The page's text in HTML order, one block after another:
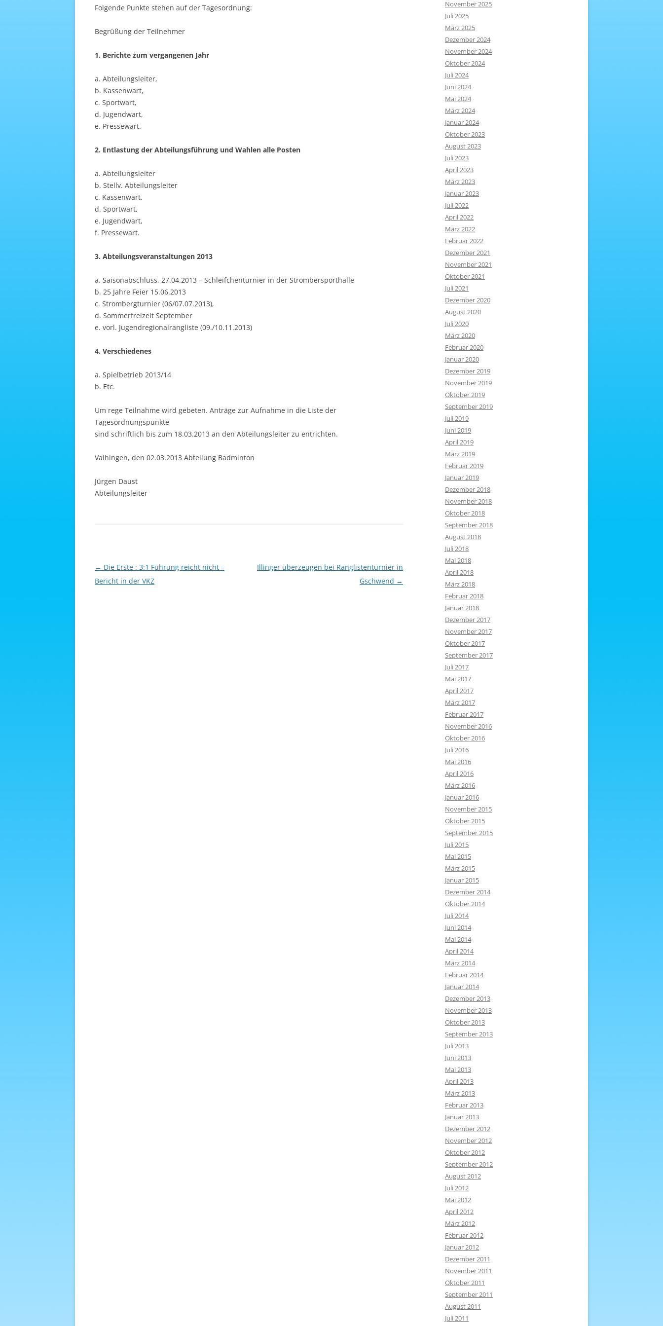
Folgende Punkte stehen auf der Tagesordnung:
Begrüßung der Teilnehmer
1. Berichte zum vergangenen Jahr
a. Abteilungsleiter,
b. Kassenwart,
c. Sportwart,
d. Jugendwart,
e. Pressewart.
2. Entlastung der Abteilungsführung und Wahlen alle Posten
a. Abteilungsleiter
b. Stellv. Abteilungsleiter
c. Kassenwart,
d. Sportwart,
e. Jugendwart,
f. Pressewart.
3. Abteilungsveranstaltungen 2013
a. Saisonabschluss, 27.04.2013 – Schleifchenturnier in der Strombersporthalle
b. 25 Jahre Feier 15.06.2013
c. Strombergturnier (06/07.07.2013),
d. Sommerfreizeit September
e. vorl. Jugendregionalrangliste (09./10.11.2013)
4. Verschiedenes
a. Spielbetrieb 2013/14
b. Etc.
Um rege Teilnahme wird gebeten. Anträge zur Aufnahme in die Liste der
Tagesordnungspunkte
sind schriftlich bis zum 18.03.2013 an den Abteilungsleiter zu entrichten.
Vaihingen, den 02.03.2013 Abteilung Badminton
Jürgen Daust
Abteilungsleiter
Beitragsnavigation
← Die Erste : 3:1 Führung reicht nicht –
Bericht in der VKZ
Illinger überzeugen bei Ranglistenturnier in
Gschwend →
November 2025
Juli 2025
März 2025
Dezember 2024
November 2024
Oktober 2024
Juli 2024
Juni 2024
Mai 2024
März 2024
Januar 2024
Oktober 2023
August 2023
Juli 2023
April 2023
März 2023
Januar 2023
Juli 2022
April 2022
März 2022
Februar 2022
Dezember 2021
November 2021
Oktober 2021
Juli 2021
Dezember 2020
August 2020
Juli 2020
März 2020
Februar 2020
Januar 2020
Dezember 2019
November 2019
Oktober 2019
September 2019
Juli 2019
Juni 2019
April 2019
März 2019
Februar 2019
Januar 2019
Dezember 2018
November 2018
Oktober 2018
September 2018
August 2018
Juli 2018
Mai 2018
April 2018
März 2018
Februar 2018
Januar 2018
Dezember 2017
November 2017
Oktober 2017
September 2017
Juli 2017
Mai 2017
April 2017
März 2017
Februar 2017
November 2016
Oktober 2016
Juli 2016
Mai 2016
April 2016
März 2016
Januar 2016
November 2015
Oktober 2015
September 2015
Juli 2015
Mai 2015
März 2015
Januar 2015
Dezember 2014
Oktober 2014
Juli 2014
Juni 2014
Mai 2014
April 2014
März 2014
Februar 2014
Januar 2014
Dezember 2013
November 2013
Oktober 2013
September 2013
Juli 2013
Juni 2013
Mai 2013
April 2013
März 2013
Februar 2013
Januar 2013
Dezember 2012
November 2012
Oktober 2012
September 2012
August 2012
Juli 2012
Mai 2012
April 2012
März 2012
Februar 2012
Januar 2012
Dezember 2011
November 2011
Oktober 2011
September 2011
August 2011
Juli 2011